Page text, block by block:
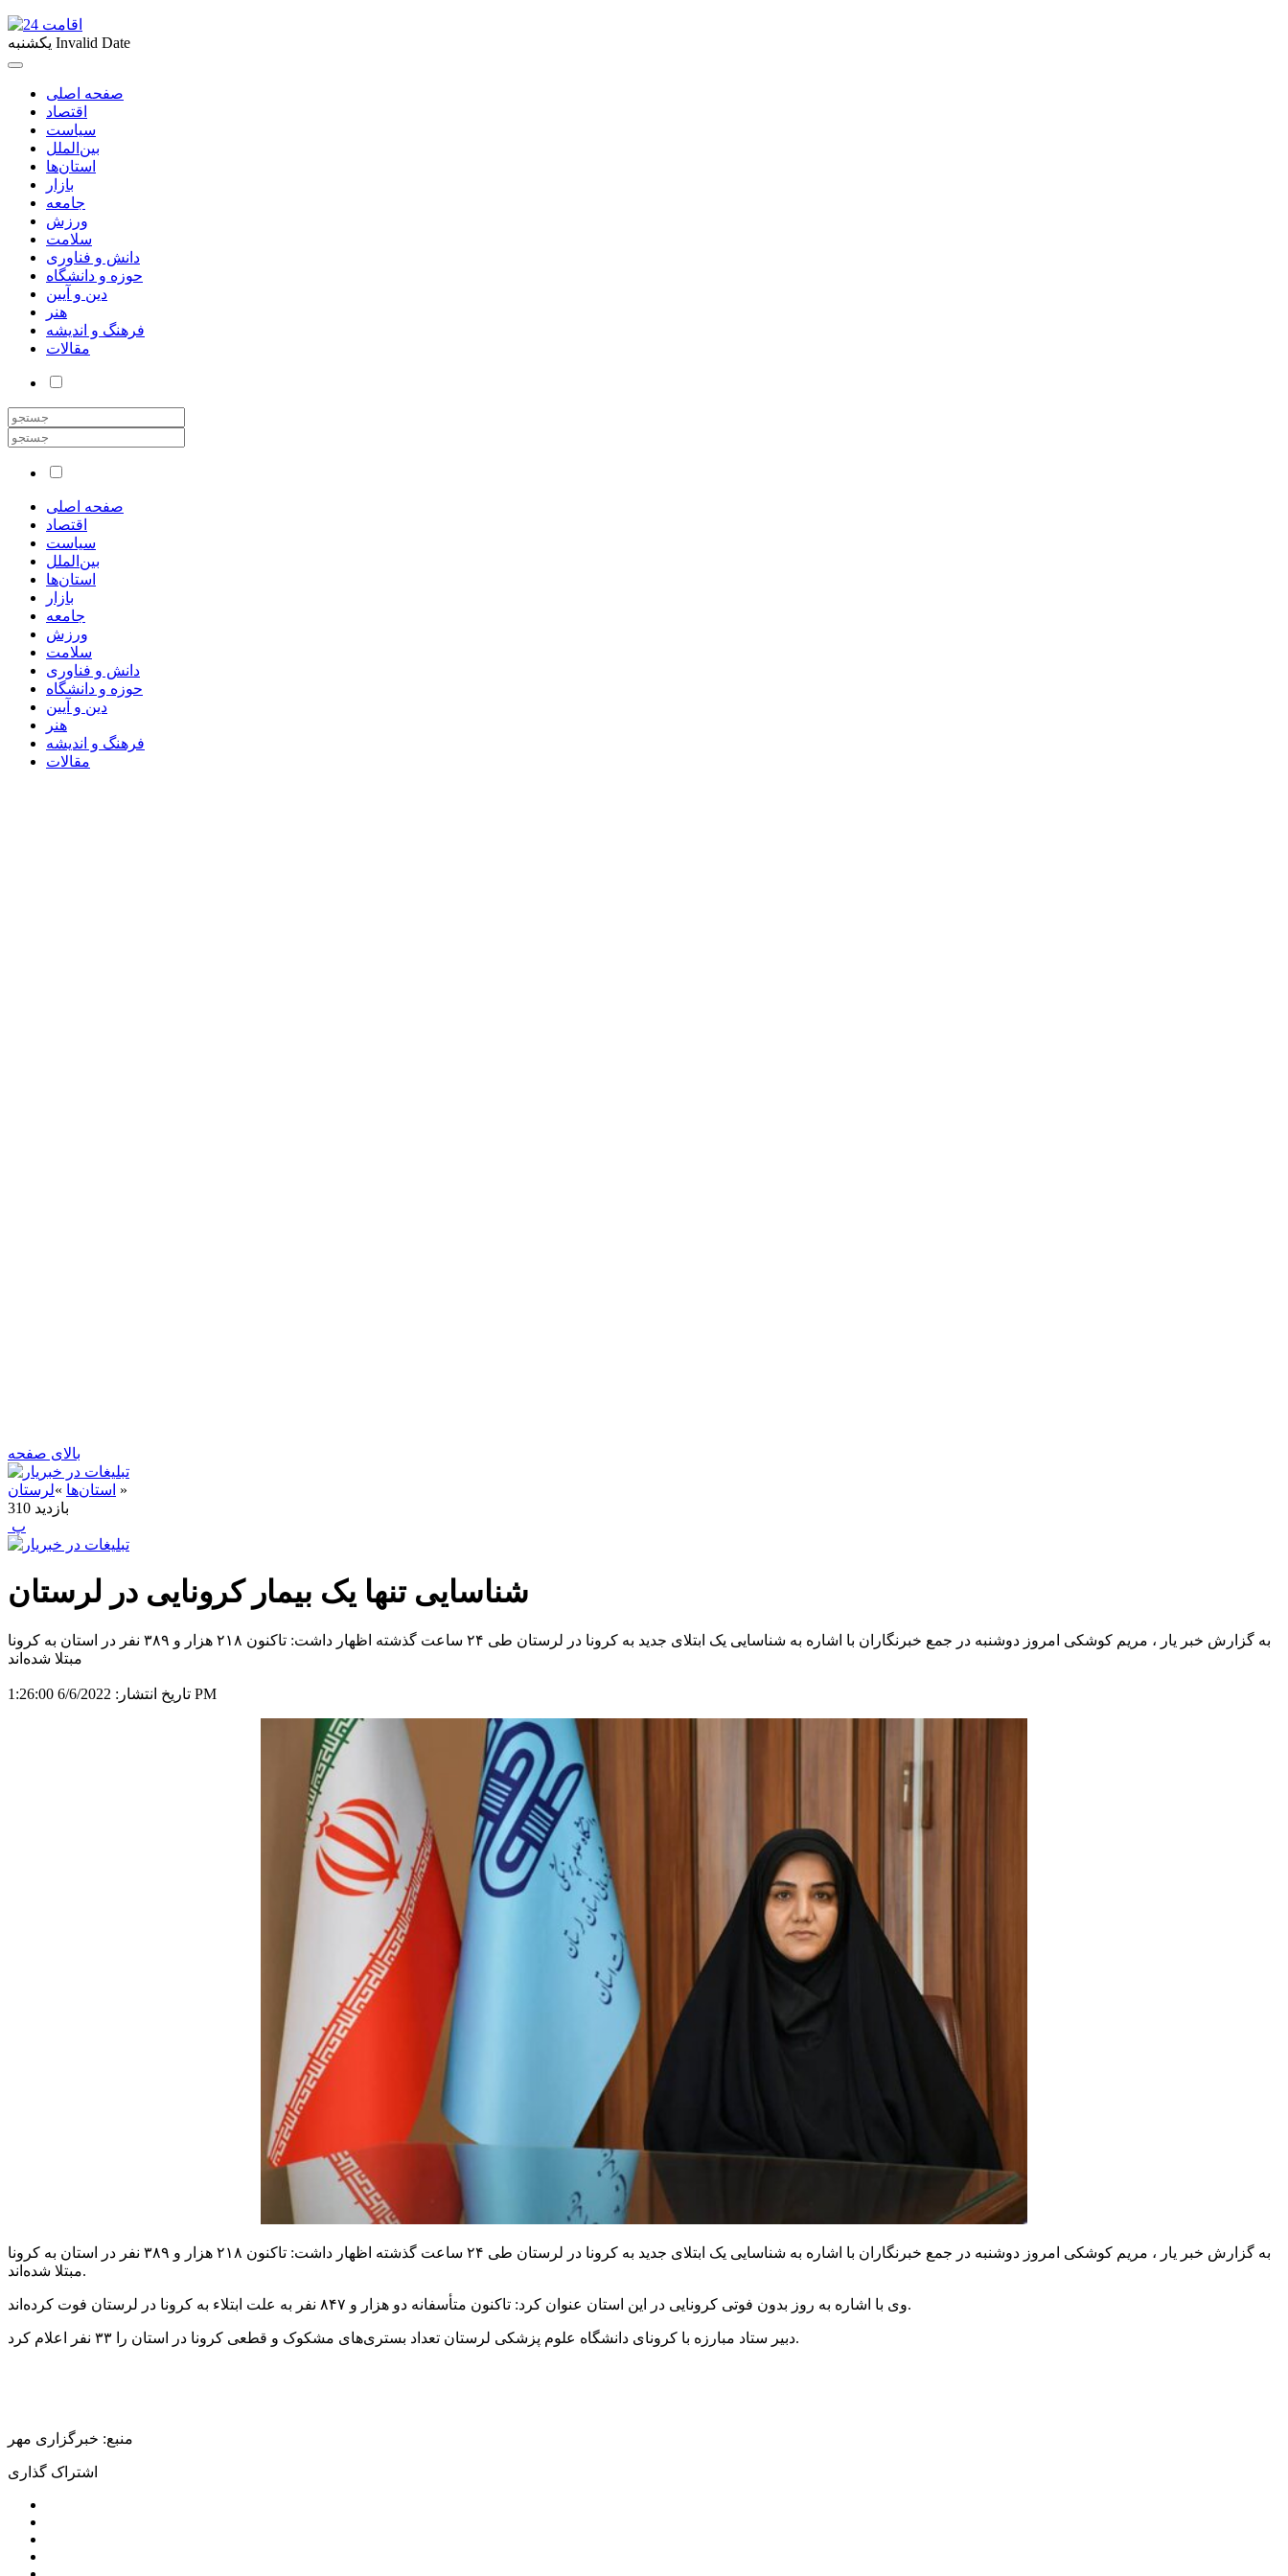
یکشنبه Invalid Date
صفحه اصلی
اقتصاد
سیاست
بین‌الملل
استان‌ها
بازار
جامعه
ورزش
سلامت
دانش و فناوری
حوزه و دانشگاه
دین و آیین
هنر
فرهنگ و اندیشه
مقالات
صفحه اصلی
اقتصاد
سیاست
بین‌الملل
استان‌ها
بازار
جامعه
ورزش
سلامت
دانش و فناوری
حوزه و دانشگاه
دین و آیین
هنر
فرهنگ و اندیشه
مقالات
بالای صفحه
استان‌ها »لرستان
»
310 بازدید
‍ پ
شناسایی تنها یک بیمار کرونایی در لرستان
به گزارش خبر یار ، مریم کوشکی امروز دوشنبه در جمع خبرنگاران با اشاره به شناسایی یک ابتلای جدید به کرونا در لرستان طی ۲۴ ساعت گذشته اظهار داشت: تاکنون ۲۱۸ هزار و ۳۸۹ نفر در استان به کرونا
مبتلا شده‌اند
تاریخ انتشار: 6/6/2022 1:26:00 PM
به گزارش خبر یار ، مریم کوشکی امروز دوشنبه در جمع خبرنگاران با اشاره به شناسایی یک ابتلای جدید به کرونا در لرستان طی ۲۴ ساعت گذشته اظهار داشت: تاکنون ۲۱۸ هزار و ۳۸۹ نفر در استان به کرونا
مبتلا شده‌اند.
وی با اشاره به روز بدون فوتی کرونایی در این استان عنوان کرد: تاکنون متأسفانه دو هزار و ۸۴۷ نفر به علت ابتلاء به کرونا در لرستان فوت کرده‌اند.
دبیر ستاد مبارزه با کرونای دانشگاه علوم پزشکی لرستان تعداد بستری‌های مشکوک و قطعی کرونا در استان را ۳۳ نفر اعلام کرد.
منبع: خبرگزاری مهر
اشتراک گذاری